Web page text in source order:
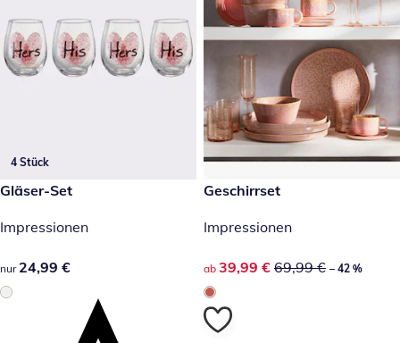
4 Stück
24,99 €
Gläser-Set
Impressionen
24,99 €
nur 24,99 €
reduzierter Preis 39,99 €,
-42 %
Geschirrset
Impressionen
reduzierter Preis 39,99 €,
ab 39,99 € 69,99 € – 42 %